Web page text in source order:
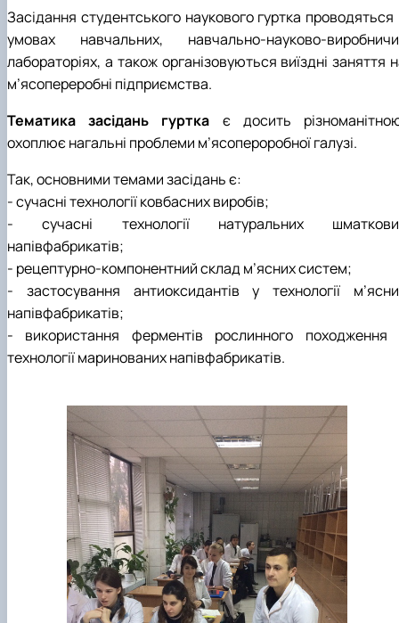
Засідання студентського наукового гуртка проводяться
умовах навчальних, навчально-науково-
лабораторіях, а також організовуються виїздні заняття
м’ясопереробні підприємства.
Тематика засідань гуртка є досить
охоплює нагальні проблеми м’ясопероробної галузі.
Так, основними темами засідань є:
- сучасні технології ковбасних виробів;
- сучасні технології натуральних
напівфабрикатів;
- рецептурно-компонентний склад м’ясних систем;
- застосування антиоксидантів у технології
напівфабрикатів;
- використання ферментів рослинного походження
технології маринованих напівфабрикатів.